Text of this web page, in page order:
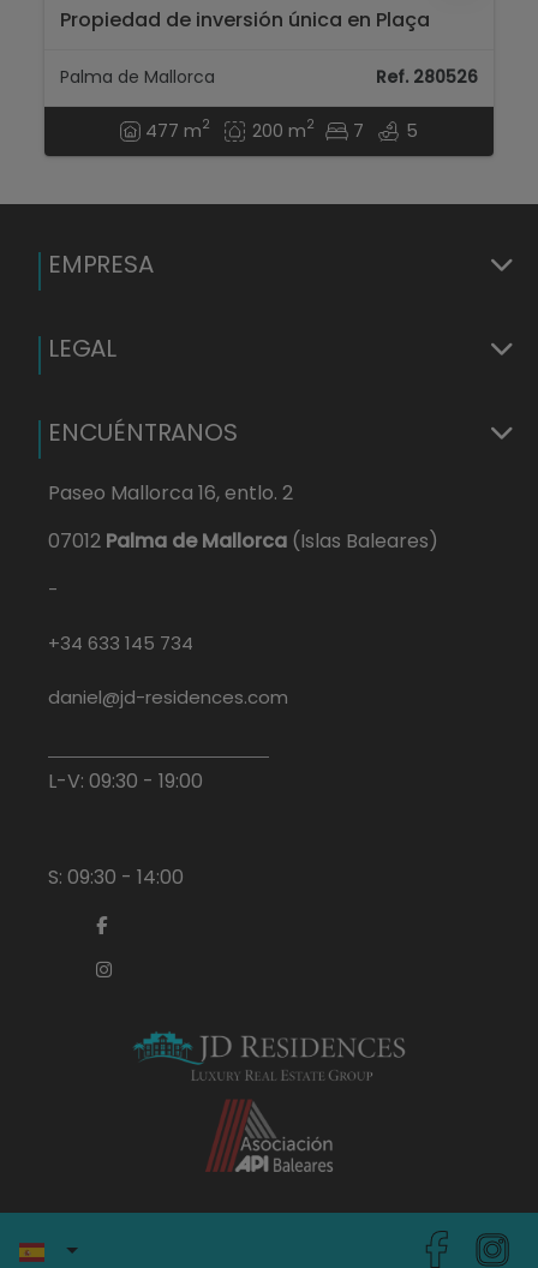
Propiedad de inversión única en Plaça
Palma de Mallorca Ref. 280526
477 m2 200 m2 7 5
EMPRESA
LEGAL
ENCUÉNTRANOS
Paseo Mallorca 16, entlo. 2
07012 Palma de Mallorca (Islas Baleares)
-
+34 633 145 734
daniel@jd-residences.com
L-V: 09:30 - 19:00
S: 09:30 - 14:00